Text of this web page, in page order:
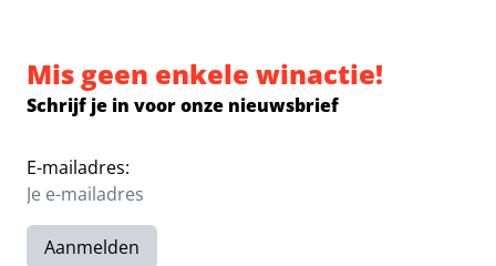
Mis geen enkele winactie!
Schrijf je in voor onze nieuwsbrief
E-mailadres:
Aanmelden